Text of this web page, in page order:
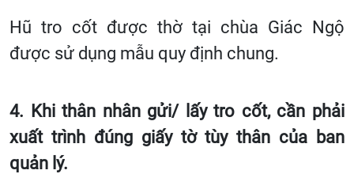
Hũ tro cốt được thờ tại chùa Giác Ngộ
được sử dụng mẫu quy định chung.
4. Khi thân nhân gửi/ lấy tro cốt, cần phải
xuất trình đúng giấy tờ tùy thân của ban
quản lý.